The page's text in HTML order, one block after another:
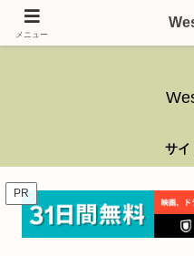
ガーデニング、アウトドア、キャ
サイ
PR
メニュー